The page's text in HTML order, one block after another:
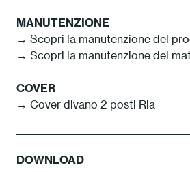
MANUTENZIONE
→ Scopri la manutenzione del
→ Scopri la manutenzione del
COVER
→ Cover divano 2 posti Ria
DOWNLOAD